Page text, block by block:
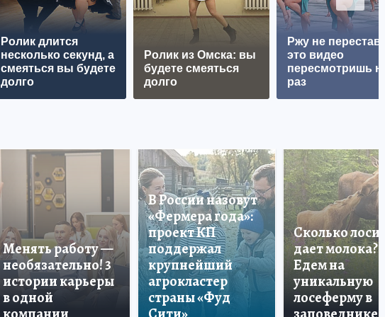
Ролик длится
несколько секунд, а
смеяться вы будете
долго
Ролик из Омска: вы
будете смеяться
долго
Ржу не
это видео
пересмотришь не
раз
Менять работу —
необязательно! 3
истории карьеры
в одной
В России назовут
«Фермера года»:
проект КП
поддержал
крупнейший
агрокластер
страны «Фуд
Сколько лосиха
дает молока?
Едем на
уникальную
лосеферму в